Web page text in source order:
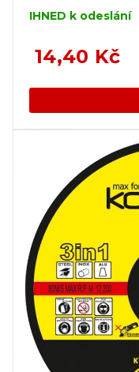
IHNED k odeslání
14,40 Kč